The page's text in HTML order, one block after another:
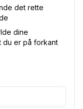
det rette
dine
du er på forkant